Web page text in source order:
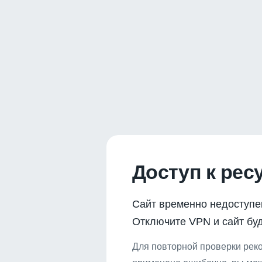
Доступ к
Сайт временно
Отключите VPN и сайт
Для повторной проверки